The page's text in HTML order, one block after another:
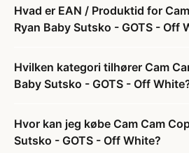
Hvad er EAN / Produktid for
Ryan Baby Sutsko - GOTS - Off
Hvilken kategori tilhører Cam
Baby Sutsko - GOTS - Off
Hvor kan jeg købe Cam Cam
Sutsko - GOTS - Off White?